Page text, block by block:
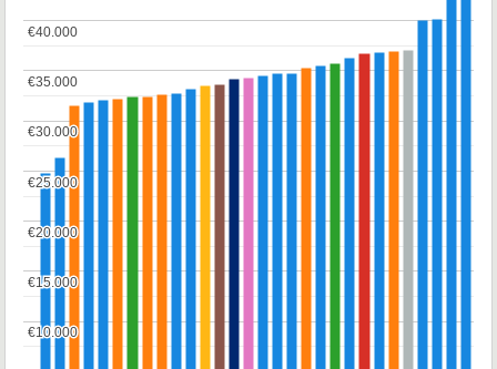
€10.000
€10.000
€15.000
€15.000
€20.000
€20.000
€25.000
€25.000
€30.000
€30.000
€35.000
€35.000
€40.000
€40.000